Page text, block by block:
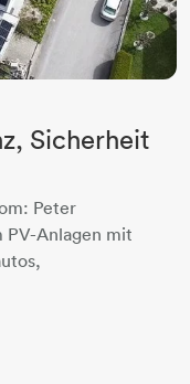
Sicherheit
Peter
PV-Anlagen mit